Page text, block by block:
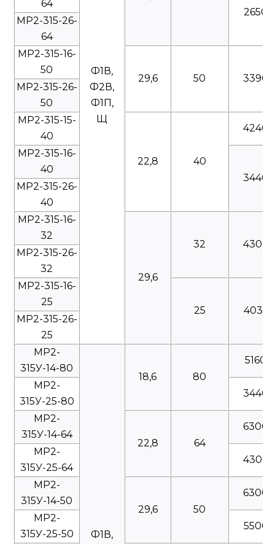
Ф1В,
Ф2В,
Ф1П,
Щ
64
2650
МР2-315-26-
64
МР2-315-16-
50
29,6 50 3390
МР2-315-26-
50
МР2-315-15-
40
22,8 40
4240
МР2-315-16-
40
3440
МР2-315-26-
40
МР2-315-16-
32
29,6
32 4300
МР2-315-26-
32
МР2-315-16-
25
25 4035
МР2-315-26-
25
МР2-
315У-14-80
Ф1В,
18,6 80
5160
МР2-
315У-25-80
3440
МР2-
315У-14-64
22,8 64
6300
МР2-
315У-25-64
4300
МР2-
315У-14-50
29,6 50
6300
МР2-
315У-25-50
5500